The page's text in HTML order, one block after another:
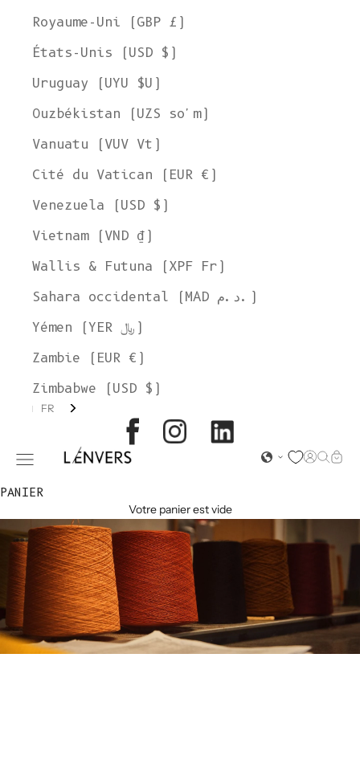
L'ENVERS
Ouvrir le menu de navigation Page
Royaume-Uni (GBP £)
États-Unis (USD $)
Uruguay (UYU $U)
Ouzbékistan (UZS so'm)
Vanuatu (VUV Vt)
Cité du Vatican (EUR €)
Venezuela (USD $)
Vietnam (VND ₫)
Wallis & Futuna (XPF Fr)
Sahara occidental (MAD د.م.)
Yémen (YER ﷼)
Zambie (EUR €)
Zimbabwe (USD $)
FR
PANIER
Votre panier est vide